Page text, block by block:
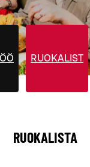
RUOKALISTA
RUOKALISTA